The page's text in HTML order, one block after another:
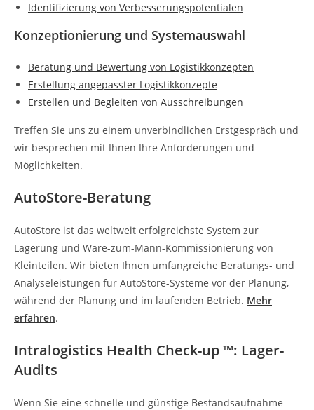
Identifizierung von Verbesserungspotentialen
Konzeptionierung und Systemauswahl
Beratung und Bewertung von Logistikkonzepten
Erstellung angepasster Logistikkonzepte
Erstellen und Begleiten von Ausschreibungen
Treffen Sie uns zu einem unverbindlichen Erstgespräch und
wir besprechen mit Ihnen Ihre Anforderungen und
Möglichkeiten.
AutoStore-Beratung
AutoStore ist das weltweit erfolgreichste System zur
Lagerung und Ware-zum-Mann-Kommissionierung von
Kleinteilen. Wir bieten Ihnen umfangreiche Beratungs- und
Analyseleistungen für AutoStore-Systeme vor der Planung,
während der Planung und im laufenden Betrieb. Mehr
erfahren.
Intralogistics Health Check-up ™: Lager-
Audits
Wenn Sie eine schnelle und günstige Bestandsaufnahme